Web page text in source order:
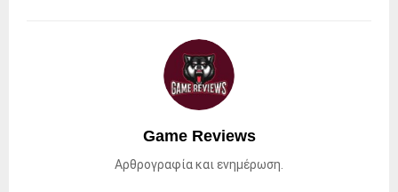
Game Reviews
Αρθρογραφία και ενημέρωση.